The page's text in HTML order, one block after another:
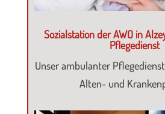
Sozialstation der AWO in
Pflegedienst
Unser ambulanter
Alten- und